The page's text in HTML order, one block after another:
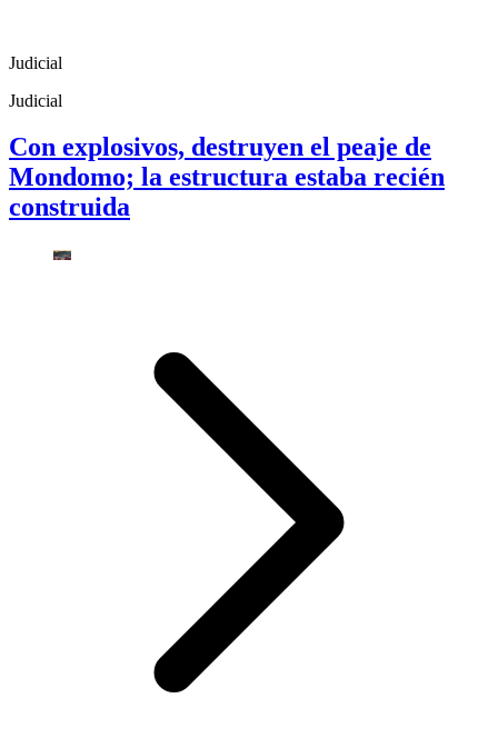
Judicial
Judicial
Con explosivos, destruyen el peaje de
Mondomo; la estructura estaba recién
construida